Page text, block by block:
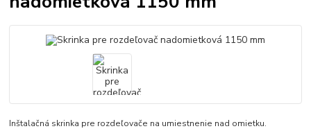
Inštalačná skrinka pre rozdeľovače na umiestnenie nad omietku.